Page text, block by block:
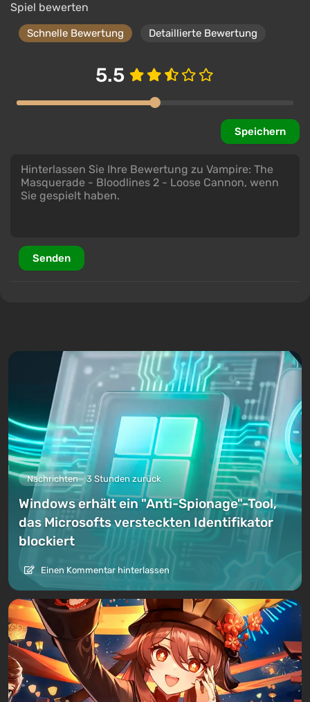
Spiel bewerten
Schnelle Bewertung Detaillierte Bewertung
5.5
Speichern
Senden
Nachrichten 3 Stunden zurück
Windows erhält ein "Anti-Spionage"-Tool,
das Microsofts versteckten Identifikator
blockiert
Einen Kommentar hinterlassen